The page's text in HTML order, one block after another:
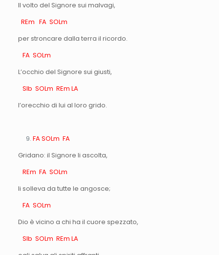
Il volto del Signore sui malvagi,
REm FA SOLm
per stroncare dalla terra il ricordo.
FA SOLm
L’occhio del Signore sui giusti,
SIb SOLm REm LA
l’orecchio di lui al loro grido.
FA SOLm FA
Gridano: il Signore li ascolta,
REm FA SOLm
li solleva da tutte le angosce;
FA SOLm
Dio è vicino a chi ha il cuore spezzato,
SIb SOLm REm LA